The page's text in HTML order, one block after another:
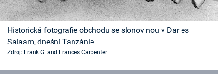
Historická fotografie obchodu se slonovinou v Dar es
Salaam, dnešní Tanzánie
Zdroj: Frank G. and Frances Carpenter